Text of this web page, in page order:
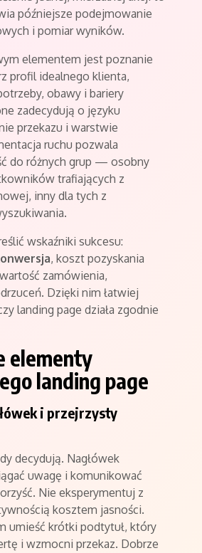
późniejsze podejmowanie
i pomiar wyników.
elementem jest poznanie
profil idealnego klienta,
obawy i bariery
zadecydują o języku
przekazu i warstwie
ruchu pozwala
do różnych grup — osobny
trafiających z
inny dla tych z
wskaźniki sukcesu:
, koszt pozyskania
zamówienia,
Dzięki nim łatwiej
landing page działa zgodnie
elementy
landing page
i przejrzysty
decydują. Nagłówek
uwagę i komunikować
Nie eksperymentuj z
kosztem jasności.
umieść krótki podtytuł, który
i wzmocni przekaz. Dobrze